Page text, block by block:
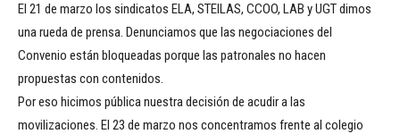
El 21 de marzo los sindicatos ELA, STEILAS, CCOO, LAB y UGT dimos
una rueda de prensa. Denunciamos que las negociaciones del
Convenio están bloqueadas porque las patronales no hacen
propuestas con contenidos.
Por eso hicimos pública nuestra decisión de acudir a las
movilizaciones. El 23 de marzo nos concentramos frente al colegio